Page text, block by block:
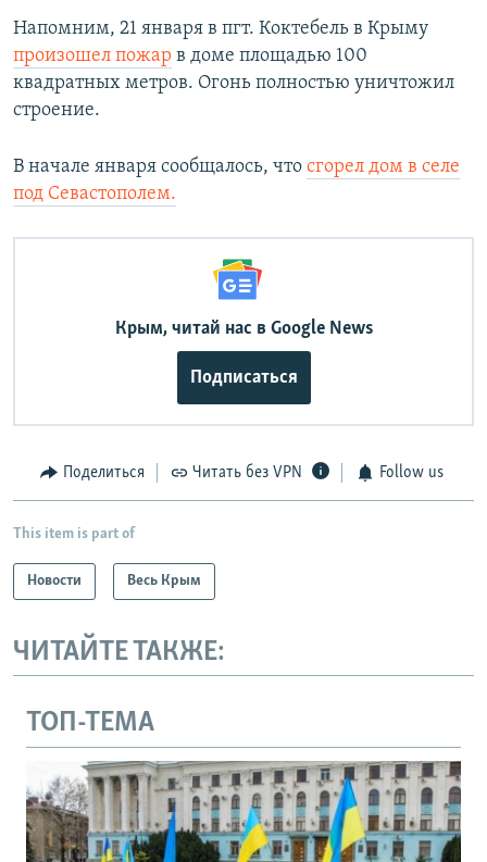
Напомним, 21 января в пгт. Коктебель в Крыму
произошел пожар в доме площадью 100
квадратных метров. Огонь полностью уничтожил
строение.
В начале января сообщалось, что сгорел дом в селе
под Севастополем.
Крым, читай нас в Google News
Подписаться
Поделиться Читать без VPN Follow us
This item is part of
Новости Весь Крым
ЧИТАЙТЕ ТАКЖЕ:
ТОП-ТЕМА